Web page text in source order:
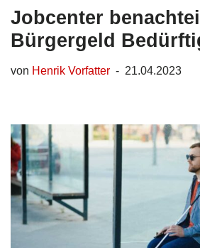
Jobcenter
Bürgergeld
von Henrik Vorfatter 21.04.2023